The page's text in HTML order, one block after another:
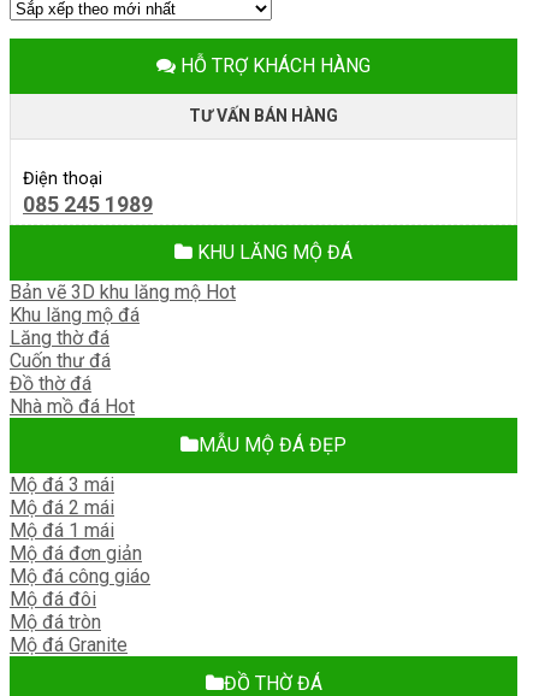
HỖ TRỢ KHÁCH HÀNG
TƯ VẤN BÁN HÀNG
Điện thoại
085 245 1989
KHU LĂNG MỘ ĐÁ
Bản vẽ 3D khu lăng mộ
Khu lăng mộ đá
Lăng thờ đá
Cuốn thư đá
Đồ thờ đá
Nhà mồ đá
MẪU MỘ ĐÁ ĐẸP
Mộ đá 3 mái
Mộ đá 2 mái
Mộ đá 1 mái
Mộ đá đơn giản
Mộ đá công giáo
Mộ đá đôi
Mộ đá tròn
Mộ đá Granite
ĐỒ THỜ ĐÁ